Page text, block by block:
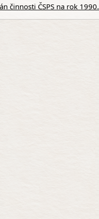
činnosti ČSPS na rok